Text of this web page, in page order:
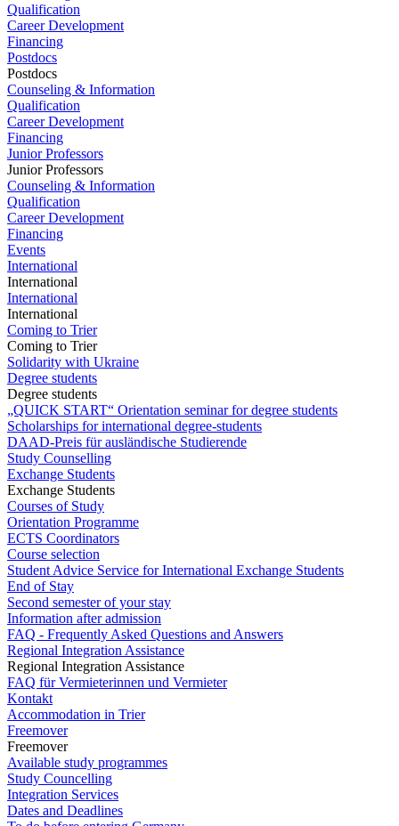
Qualification
Career Development
Financing
Postdocs
Postdocs
Counseling & Information
Qualification
Career Development
Financing
Junior Professors
Junior Professors
Counseling & Information
Qualification
Career Development
Financing
Events
International
International
International
International
Coming to Trier
Coming to Trier
Solidarity with Ukraine
Degree students
Degree students
„QUICK START“ Orientation seminar for degree students
Scholarships for international degree-students
DAAD-Preis für ausländische Studierende
Study Counselling
Exchange Students
Exchange Students
Courses of Study
Orientation Programme
ECTS Coordinators
Course selection
Student Advice Service for International Exchange Students
End of Stay
Second semester of your stay
Information after admission
FAQ - Frequently Asked Questions and Answers
Regional Integration Assistance
Regional Integration Assistance
FAQ für Vermieterinnen und Vermieter
Kontakt
Accommodation in Trier
Freemover
Freemover
Available study programmes
Study Councelling
Integration Services
Dates and Deadlines